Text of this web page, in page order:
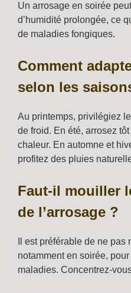
Un arrosage en soirée
d’humidité prolongée, ce
de maladies fongiques.
Comment
selon les
Au printemps, privilégiez
de froid. En été, arrosez
chaleur. En automne et
profitez des pluies
Faut-il mouiller
de l’arrosage ?
Il est préférable de ne
notamment en soirée,
maladies. Concentrez-